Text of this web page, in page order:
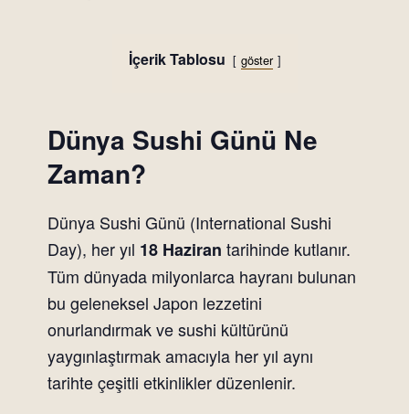
İçerik Tablosu göster
Dünya Sushi Günü Ne
Zaman?
Dünya Sushi Günü (International Sushi
Day), her yıl 18 Haziran tarihinde kutlanır.
Tüm dünyada milyonlarca hayranı bulunan
bu geleneksel Japon lezzetini
onurlandırmak ve sushi kültürünü
yaygınlaştırmak amacıyla her yıl aynı
tarihte çeşitli etkinlikler düzenlenir.